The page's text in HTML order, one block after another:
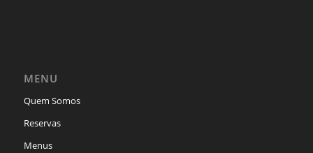
MENU
Quem Somos
Reservas
Menus